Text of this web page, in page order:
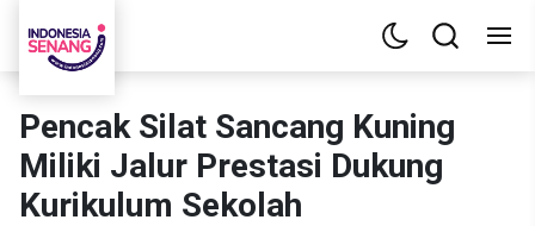
Pencak Silat Sancang Kuning
Miliki Jalur Prestasi Dukung
Kurikulum Sekolah